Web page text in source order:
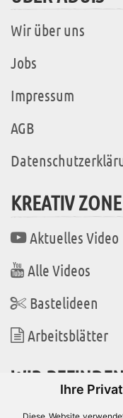
Ihre
Wir über uns
Jobs
Impressum
AGB
KREATIV ZONE
Aktuelles Video
Alle Videos
Bastelideen
Arbeitsblätter
WIR